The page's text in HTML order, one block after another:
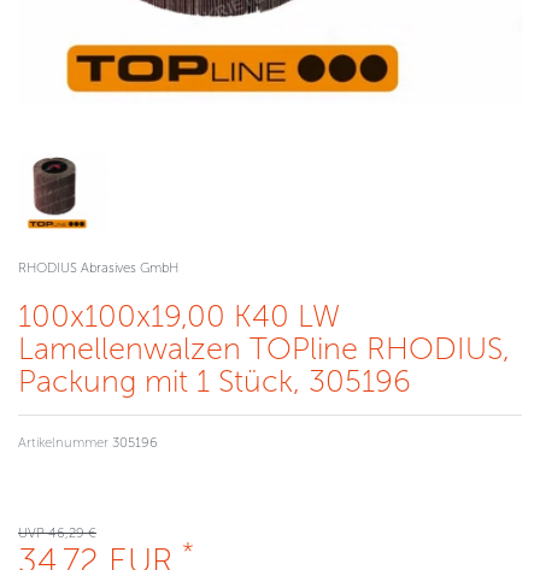
RHODIUS Abrasives GmbH
100x100x19,00 K40 LW
Lamellenwalzen TOPline RHODIUS,
Packung mit 1 Stück, 305196
Artikelnummer 305196
UVP 46,29 €
34,72 EUR *